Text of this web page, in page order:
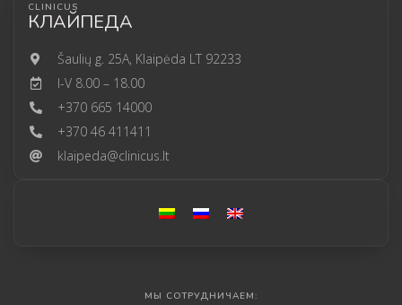
CLINICUS
КЛАЙПЕДА
Šaulių g. 25A, Klaipėda LT 92233
I-V 8.00 – 18.00
+370 665 14000
+370 46 411411
klaipeda@clinicus.lt
МЫ СОТРУДНИЧАЕМ: